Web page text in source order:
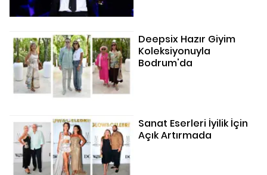
Deepsix Hazır Giyim
Koleksiyonuyla
Bodrum'da
Sanat Eserleri İyilik İçin
Açık Artırmada